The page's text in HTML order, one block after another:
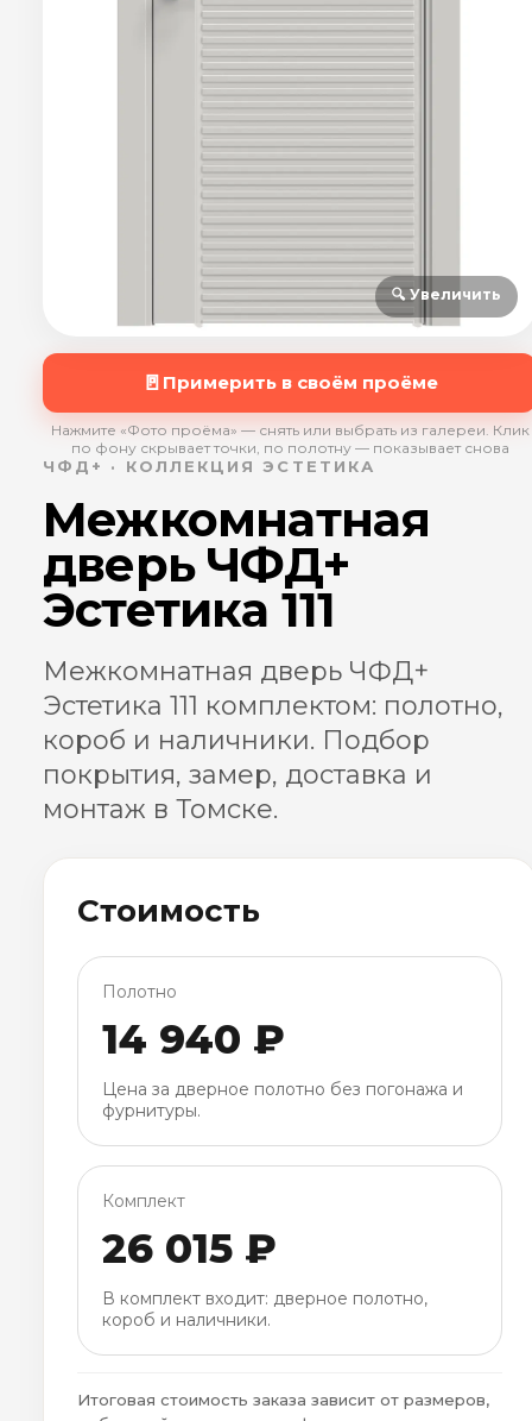
🔍 Увеличить
🚪 Примерить в своём проёме
Нажмите «Фото проёма» — снять или выбрать из галереи. Клик
по фону скрывает точки, по полотну — показывает снова
ЧФД+ · КОЛЛЕКЦИЯ ЭСТЕТИКА
Межкомнатная
дверь ЧФД+
Эстетика 111
Межкомнатная дверь ЧФД+
Эстетика 111 комплектом: полотно,
короб и наличники. Подбор
покрытия, замер, доставка и
монтаж в Томске.
Стоимость
Полотно
14 940 ₽
Цена за дверное полотно без погонажа и
фурнитуры.
Комплект
26 015 ₽
В комплект входит: дверное полотно,
короб и наличники.
Итоговая стоимость заказа зависит от размеров,